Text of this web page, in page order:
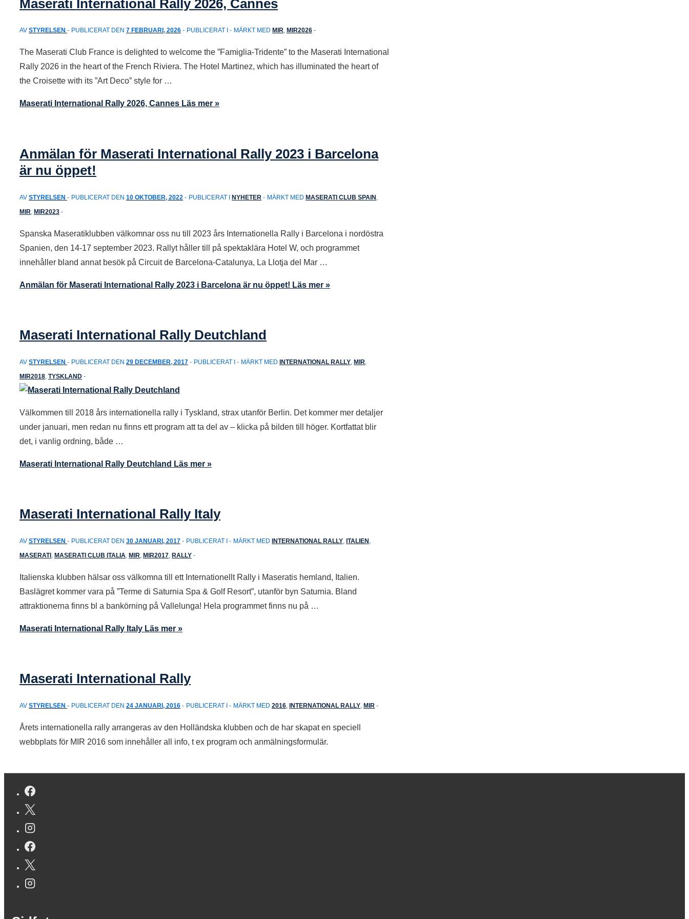
Maserati International Rally 2026, Cannes
AV STYRELSEN PUBLICERAT DEN 7 FEBRUARI, 2026 PUBLICERAT I MÄRKT MED MIR, MIR2026
The Maserati Club France is delighted to welcome the ”Famiglia-Tridente” to the Maserati International
Rally 2026 in the heart of the French Riviera. The Hotel Martinez, which has illuminated the heart of
the Croisette with its ”Art Deco” style for …
Maserati International Rally 2026, Cannes Läs mer »
Anmälan för Maserati International Rally 2023 i Barcelona
är nu öppet!
AV STYRELSEN PUBLICERAT DEN 10 OKTOBER, 2022 PUBLICERAT I NYHETER MÄRKT MED MASERATI CLUB SPAIN
MIR MIR2023
Spanska Maseratiklubben välkomnar oss nu till 2023 års Internationella Rally i Barcelona i nordöstra
Spanien, den 14-17 september 2023. Rallyt håller till på spektaklära Hotel W, och programmet
innehåller bland annat besök på Circuit de Barcelona-Catalunya, La Llotja del Mar …
Anmälan för Maserati International Rally 2023 i Barcelona är nu öppet! Läs mer »
Maserati International Rally Deutchland
AV STYRELSEN PUBLICERAT DEN 29 DECEMBER, 2017 PUBLICERAT I MÄRKT MED INTERNATIONAL RALLY MIR
MIR2018 TYSKLAND
Välkommen till 2018 års internationella rally i Tyskland, strax utanför Berlin. Det kommer mer detaljer
under januari, men redan nu finns ett program att ta del av – klicka på bilden till höger. Kortfattat blir
det, i vanlig ordning, både …
Maserati International Rally Deutchland Läs mer »
Maserati International Rally Italy
AV STYRELSEN PUBLICERAT DEN 30 JANUARI, 2017 PUBLICERAT I MÄRKT MED INTERNATIONAL RALLY, ITALIEN,
MASERATI, MASERATI CLUB ITALIA, MIR, MIR2017, RALLY
Italienska klubben hälsar oss välkomna till ett Internationellt Rally i Maseratis hemland, Italien.
Baslägret kommer vara på ”Terme di Saturnia Spa & Golf Resort”, utanför byn Saturnia. Bland
attraktionerna finns bl a bankörning på Vallelunga! Hela programmet finns nu på …
Maserati International Rally Italy Läs mer »
Maserati International Rally
AV STYRELSEN PUBLICERAT DEN 24 JANUARI, 2016 PUBLICERAT I MÄRKT MED 2016, INTERNATIONAL RALLY, MIR
Årets internationella rally arrangeras av den Holländska klubben och de har skapat en speciell
webbplats för MIR 2016 som innehåller all info, t ex program och anmälningsformulär.